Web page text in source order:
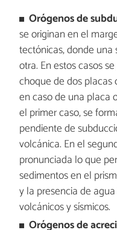
Orógenos de
se originan en el
tectónicas, donde
otra. En estos casos
choque de dos placas
en caso de una placa
el primer caso, se
pendiente de
volcánica. En el
pronunciada lo que
sedimentos en el
y la presencia de
volcánicos y sísmicos.
Orógenos de